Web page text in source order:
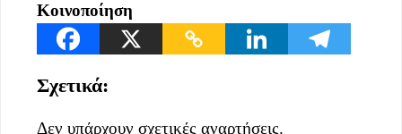
Κοινοποίηση
Σχετικά:
Δεν υπάρχουν σχετικές αναρτήσεις.